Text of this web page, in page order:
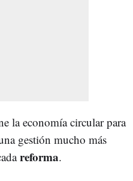
la economía circular para
gestión mucho más
reforma.